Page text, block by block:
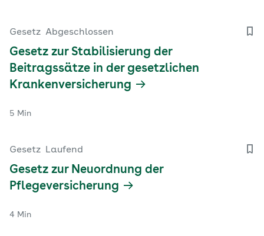
Gesetz Abgeschlossen
Gesetz zur Stabilisierung der
Beitragssätze in der gesetzlichen
Krankenversicherung
5 Min
Gesetz Laufend
Gesetz zur Neuordnung der
Pflegeversicherung
4 Min